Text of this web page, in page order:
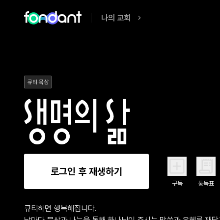
나의 교회
큐티·묵상
로그인 후 재생하기
구독 통독표
큐티하면 행복해집니다.